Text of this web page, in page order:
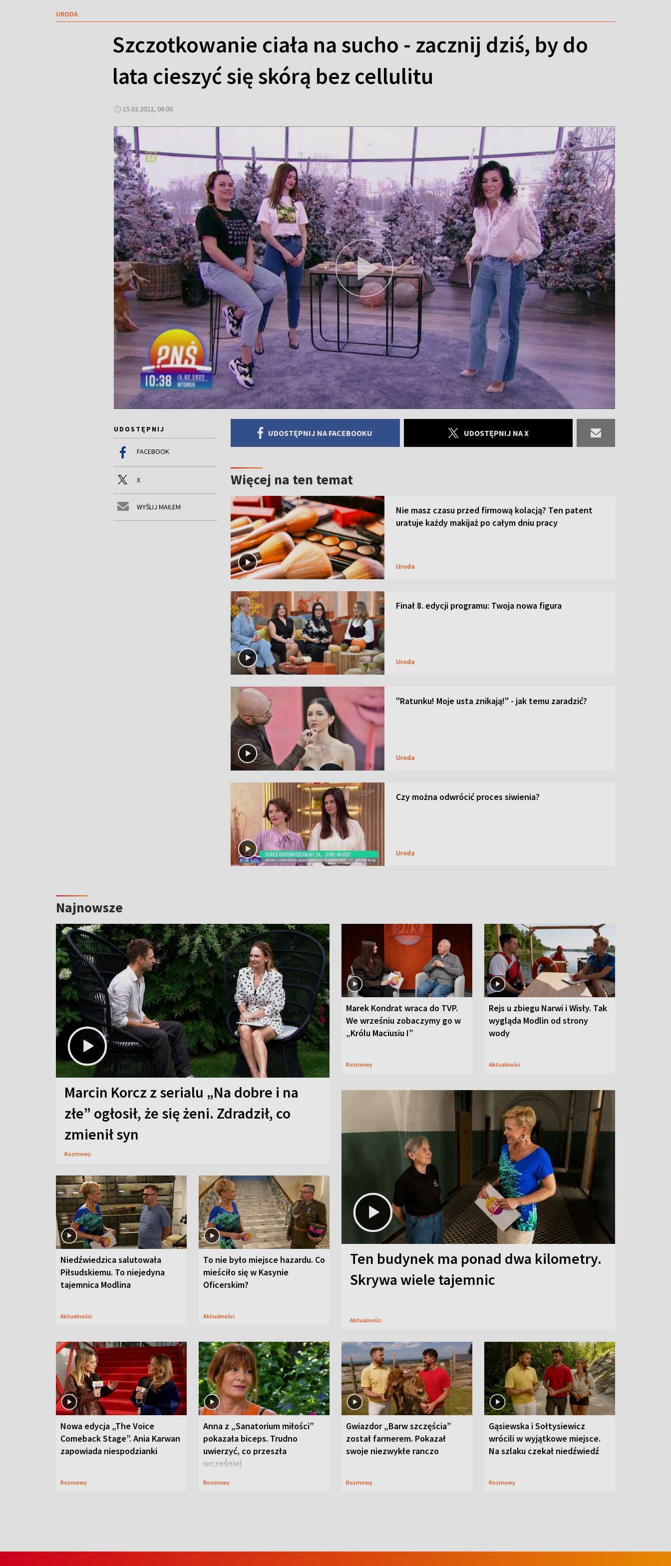
URODA
Szczotkowanie ciała na sucho - zacznij dziś, by do
lata cieszyć się skórą bez cellulitu
15.02.2022, 08:00
UDOSTĘPNIJ
FACEBOOK
X
WYŚLIJ MAILEM
UDOSTĘPNIJ NA FACEBOOKU UDOSTĘPNIJ NA X
Więcej na ten temat
Nie masz czasu przed firmową kolacją? Ten patent
uratuje każdy makijaż po całym dniu pracy
Uroda
Finał 8. edycji programu: Twoja nowa figura
Uroda
"Ratunku! Moje usta znikają!" - jak temu zaradzić?
Uroda
Czy można odwrócić proces siwienia?
Uroda
Najnowsze
Marcin Korcz z serialu „Na dobre i na
złe” ogłosił, że się żeni. Zdradził, co
zmienił syn
Rozmowy
Marek Kondrat wraca do TVP.
We wrześniu zobaczymy go w
„Królu Maciusiu I”
Rozmowy
Rejs u zbiegu Narwi i Wisły. Tak
wygląda Modlin od strony
wody
Aktualności
Niedźwiedzica salutowała
Piłsudskiemu. To niejedyna
tajemnica Modlina
Aktualności
To nie było miejsce hazardu. Co
mieściło się w Kasynie
Oficerskim?
Aktualności
Ten budynek ma ponad dwa kilometry.
Skrywa wiele tajemnic
Aktualności
Nowa edycja „The Voice
Comeback Stage”. Ania Karwan
zapowiada niespodzianki
Rozmowy
Anna z „Sanatorium miłości”
pokazała biceps. Trudno
uwierzyć, co przeszła
wcześniej
Rozmowy
Gwiazdor „Barw szczęścia”
został farmerem. Pokazał
swoje niezwykłe ranczo
Rozmowy
Gąsiewska i Sołtysiewicz
wrócili w wyjątkowe miejsce.
Na szlaku czekał niedźwiedź
Rozmowy